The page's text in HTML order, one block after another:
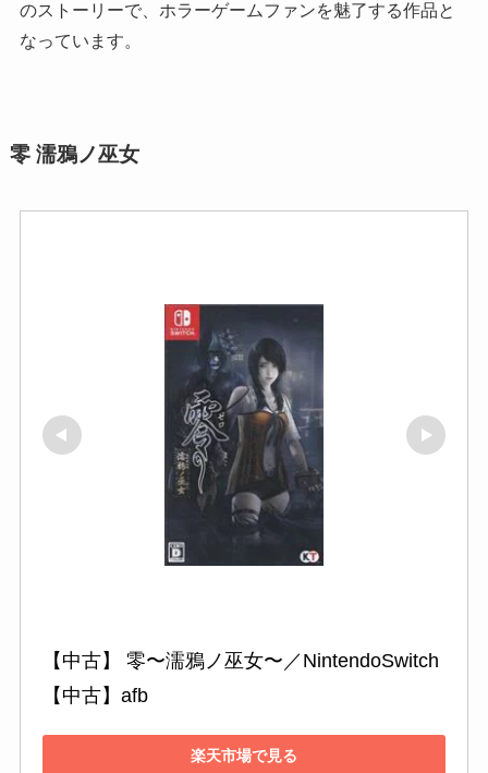
のストーリーで、ホラーゲームファンを魅了する作品と
なっています。
零 濡鴉ノ巫女
【中古】 零〜濡鴉ノ巫女〜／NintendoSwitch
【中古】afb
楽天市場で見る